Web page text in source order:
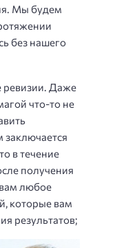
Мы будем
без нашего
ревизии. Даже
что-то не
заключается
в течение
получения
любое
которые вам
результатов;